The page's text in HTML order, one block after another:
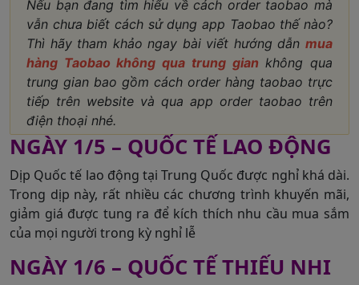
Nếu bạn đang tìm hiểu về cách order taobao mà
vẫn chưa biết cách sử dụng app Taobao thế nào?
Thì hãy tham khảo ngay bài viết hướng dẫn mua
hàng Taobao không qua trung gian không qua
trung gian bao gồm cách order hàng taobao trực
tiếp trên website và qua app order taobao trên
điện thoại nhé.
NGÀY 1/5 – QUỐC TẾ LAO ĐỘNG
Dịp Quốc tế lao động tại Trung Quốc được nghỉ khá dài.
Trong dịp này, rất nhiều các chương trình khuyến mãi,
giảm giá được tung ra để kích thích nhu cầu mua sắm
của mọi người trong kỳ nghỉ lễ
NGÀY 1/6 – QUỐC TẾ THIẾU NHI